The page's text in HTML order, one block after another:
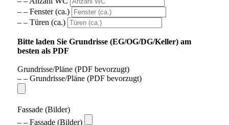
– – Fenster (ca.)
– – Türen (ca.)
Bitte laden Sie Grundrisse (EG/OG/DG/Keller) am
besten als PDF
Grundrisse/Pläne (PDF bevorzugt)
– – Grundrisse/Pläne (PDF bevorzugt)
Fassade (Bilder)
– – Fassade (Bilder)